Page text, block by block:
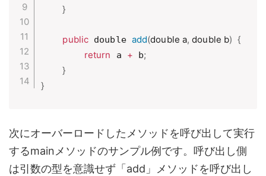
}
public double add(double a, double b) {
return a + b;
}
}
次にオーバーロードしたメソッドを呼び出して実行
するmainメソッドのサンプル例です。呼び出し側
は引数の型を意識せず「add」メソッドを呼び出し